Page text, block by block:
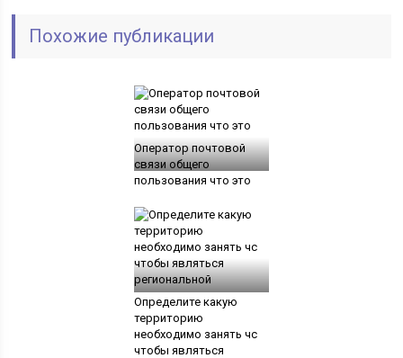
Похожие публикации
Оператор почтовой
связи общего
пользования что это
Определите какую
территорию
необходимо занять чс
чтобы являться